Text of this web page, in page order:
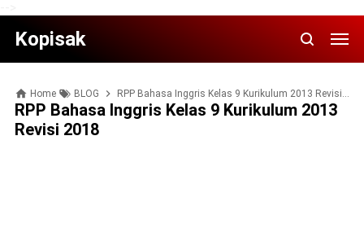
Kopisak
Home BLOG RPP Bаhаѕа Inggrіѕ Kelas 9 Kurіkulum 2013 Rеvіѕі 2018
RPP Bаhаѕа Inggrіѕ Kelas 9 Kurіkulum 2013
Rеvіѕі 2018